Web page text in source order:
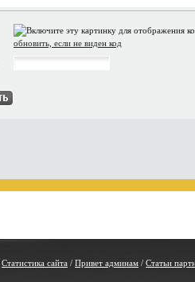
обновить, если не виден код
Статистика сайта / Привет админам / Статьи